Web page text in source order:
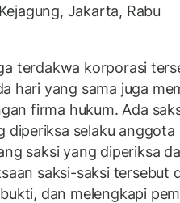
Jakarta, Rabu
terdakwa korporasi
hari yang sama juga
firma hukum. Ada
diperiksa selaku
saksi yang diperiksa
saksi-saksi tersebut
dan melengkapi